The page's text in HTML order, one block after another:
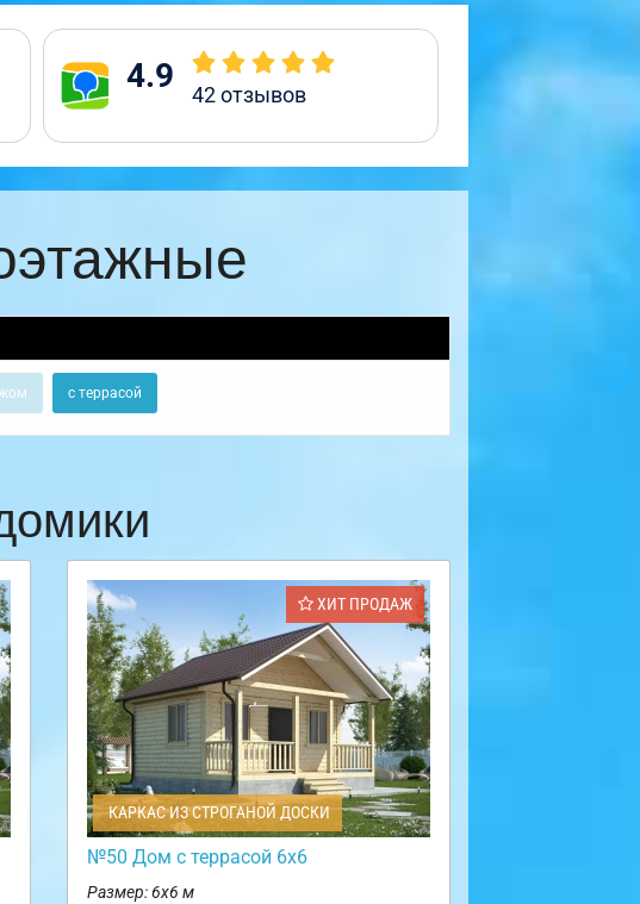
4.9 42отзывов
с террасой
ХИТ ПРОДАЖ
КАРКАС ИЗ СТРОГАНОЙ ДОСКИ
№50 Дом с террасой 6х6
Размер: 6х6 м